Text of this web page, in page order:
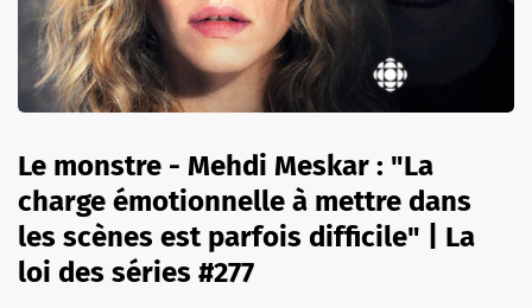
Le monstre - Mehdi Meskar : "La
charge émotionnelle à mettre dans
les scènes est parfois difficile" | La
loi des séries #277